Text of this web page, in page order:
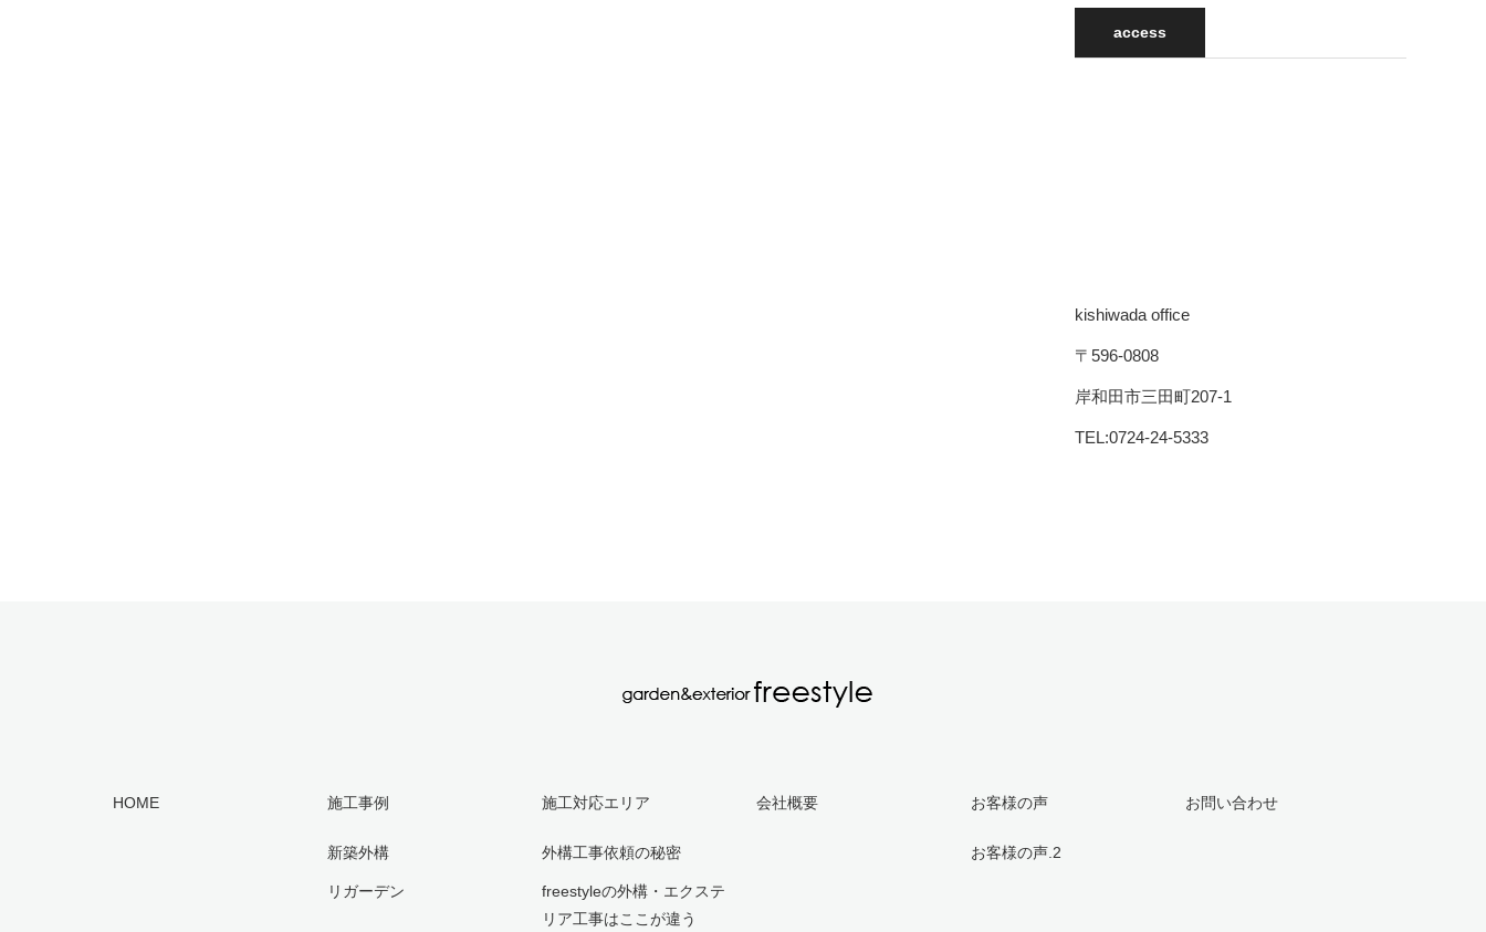
access
kishiwada office
〒596-0808
岸和田市三田町207-1
TEL:0724-24-5333
HOME 施工事例
新築外構
リガーデン
施工対応エリア
外構工事依頼の秘密
freestyleの外構・エクステ
リア工事はここが違う
会社概要 お客様の声
お客様の声.2
お問い合わせ